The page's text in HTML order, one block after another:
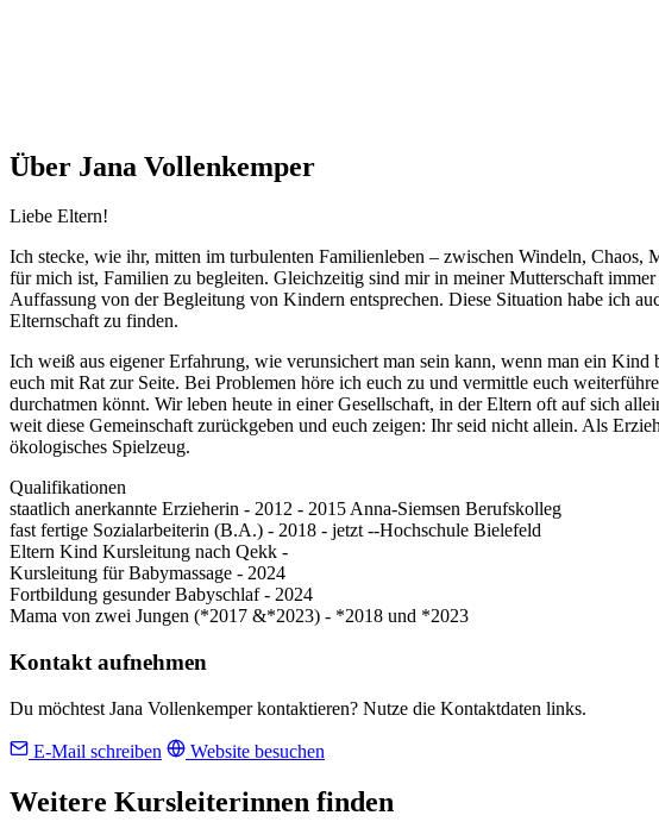
Über Jana Vollenkemper
Liebe Eltern!
Ich stecke, wie ihr, mitten im turbulenten Familienleben – zwischen Windeln,
für mich ist, Familien zu begleiten. Gleichzeitig sind mir in meiner Mutterschaft
Auffassung von der Begleitung von Kindern entsprechen. Diese Situation habe ich
Elternschaft zu finden.
Ich weiß aus eigener Erfahrung, wie verunsichert man sein kann, wenn man ein
euch mit Rat zur Seite. Bei Problemen höre ich euch zu und vermittle euch
durchatmen könnt. Wir leben heute in einer Gesellschaft, in der Eltern oft auf sich
weit diese Gemeinschaft zurückgeben und euch zeigen: Ihr seid nicht allein. Als
ökologisches Spielzeug.
Qualifikationen
staatlich anerkannte Erzieherin - 2012 - 2015 Anna-Siemsen Berufskolleg
fast fertige Sozialarbeiterin (B.A.) - 2018 - jetzt --Hochschule Bielefeld
Eltern Kind Kursleitung nach Qekk -
Kursleitung für Babymassage - 2024
Fortbildung gesunder Babyschlaf - 2024
Mama von zwei Jungen (*2017 &*2023) - *2018 und *2023
Kontakt aufnehmen
Du möchtest Jana Vollenkemper kontaktieren? Nutze die Kontaktdaten links.
E-Mail schreiben Website besuchen
Weitere Kursleiterinnen finden